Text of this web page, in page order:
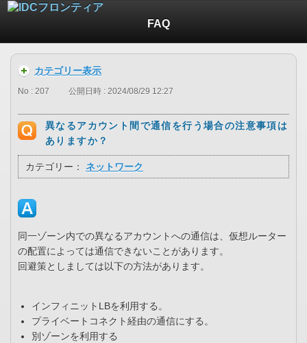
FAQ
カテゴリー表示
No : 207 公開日時 : 2024/08/29 12:27
異なるアカウント間で通信を行う場合の注意事項は
ありますか？
カテゴリー： ネットワーク
同一ゾーン内での異なるアカウントへの通信は、仮想ルーター
の配置によっては通信できないことがあります。
回避策としましては以下の方法があります。
インフィニットLBを利用する。
プライベートコネクト経由の通信にする。
別ゾーンを利用する